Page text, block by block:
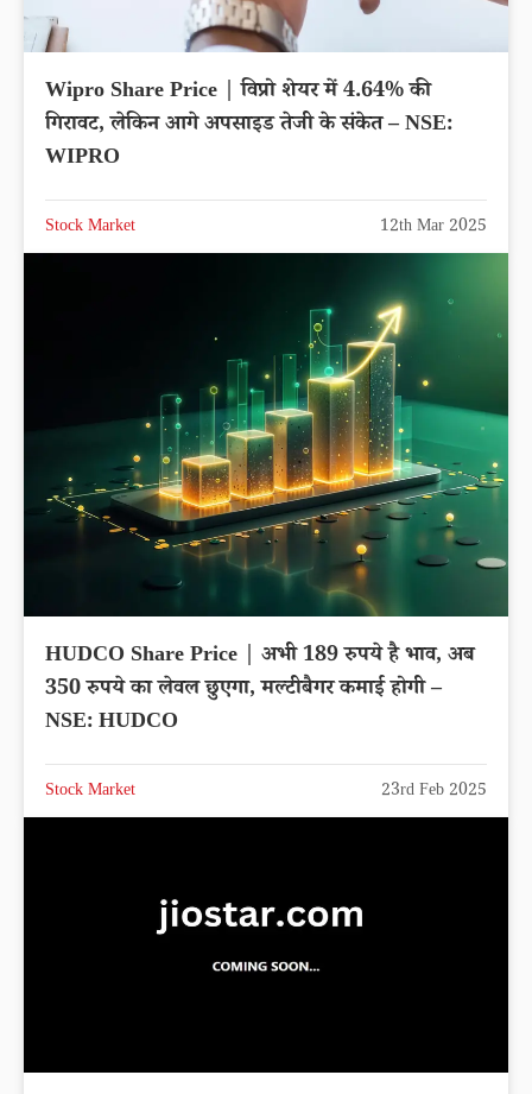
Wipro Share Price | विप्रो शेयर में 4.64% की
गिरावट, लेकिन आगे अपसाइड तेजी के संकेत – NSE:
WIPRO
Stock Market 12th Mar 2025
HUDCO Share Price | अभी 189 रुपये है भाव, अब
350 रुपये का लेवल छुएगा, मल्टीबैगर कमाई होगी –
NSE: HUDCO
Stock Market 23rd Feb 2025